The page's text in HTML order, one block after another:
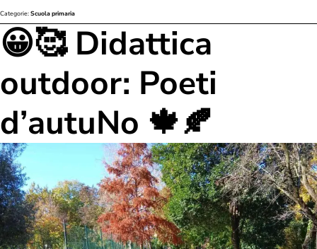
Categorie:Scuola primaria
😀🥰 Didattica
outdoor: Poeti
d’autuNo 🍁🍂